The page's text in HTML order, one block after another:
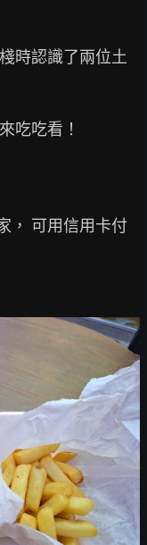
時認識了兩位土
吃吃看！
， 可用信用卡付